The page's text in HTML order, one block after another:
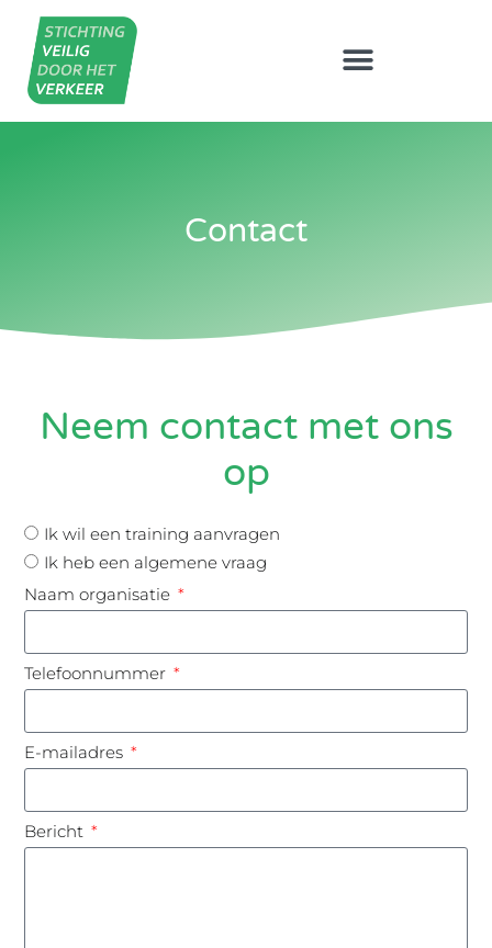
Contact
Neem contact met ons
op
Ik wil een training aanvragen
Ik heb een algemene vraag
Naam organisatie
Telefoonnummer
E-mailadres
Bericht